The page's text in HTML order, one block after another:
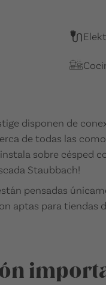
disponen de
de todas las
sobre césped
Staubbach!
pensadas
aptas para tiendas